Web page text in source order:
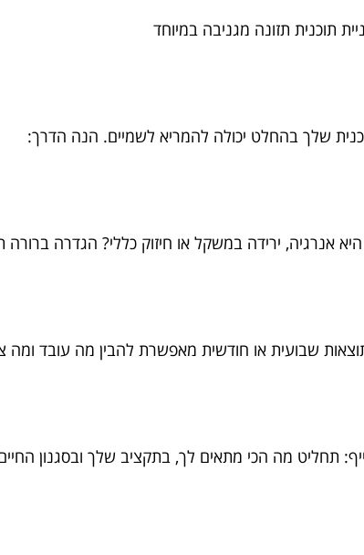
שלך בהחלט יכולה להמריא לשמיים. הנה הדרך:
ירידה במשקל או חיזוק כללי? הגדרה ברורה
שבועית או חודשית מאפשרת להבין מה עובד ומה
תחליט מה הכי מתאים לך, בתקציב שלך ובסגנון